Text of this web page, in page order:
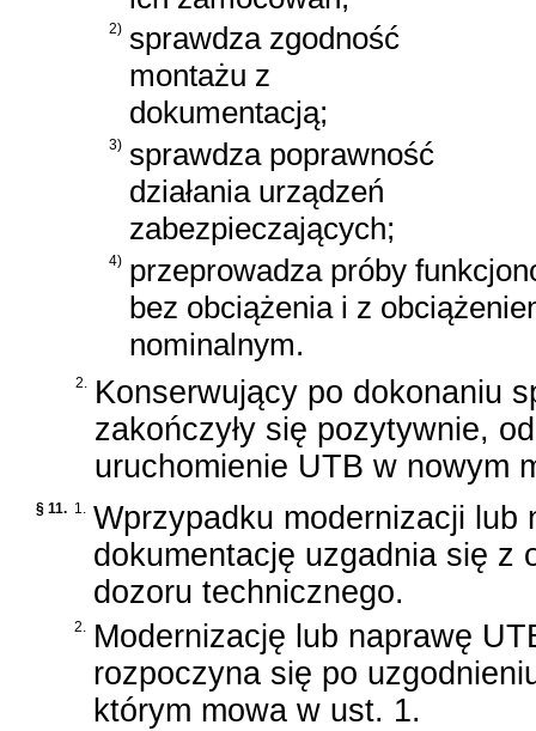
2) sprawdza zgodność
montażu z
dokumentacją;
3) sprawdza poprawność
działania urządzeń
zabezpieczających;
4) przeprowadza próby
bez obciążenia i z
nominalnym.
2. Konserwujący po dokonaniu
zakończyły się pozytywnie,
uruchomienie UTB w nowym
§ 11. 1. Wprzypadku modernizacji
dokumentację uzgadnia się z
dozoru technicznego.
2. Modernizację lub naprawę
rozpoczyna się po
którym mowa w ust. 1.